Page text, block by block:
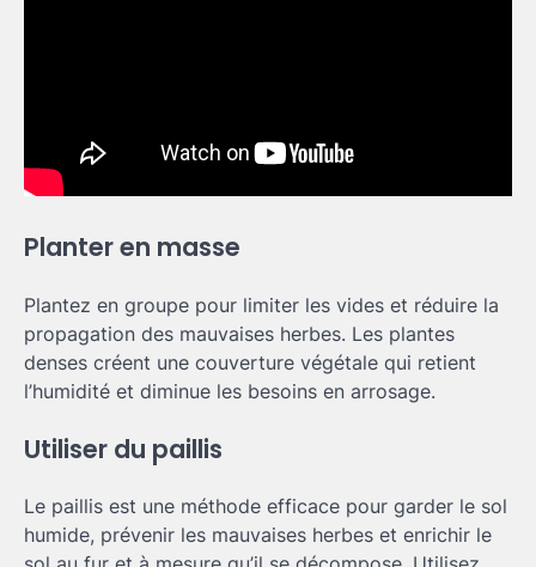
Planter en masse
Plantez en groupe pour limiter les vides et réduire la
propagation des mauvaises herbes. Les plantes
denses créent une couverture végétale qui retient
l’humidité et diminue les besoins en arrosage.
Utiliser du paillis
Le paillis est une méthode efficace pour garder le sol
humide, prévenir les mauvaises herbes et enrichir le